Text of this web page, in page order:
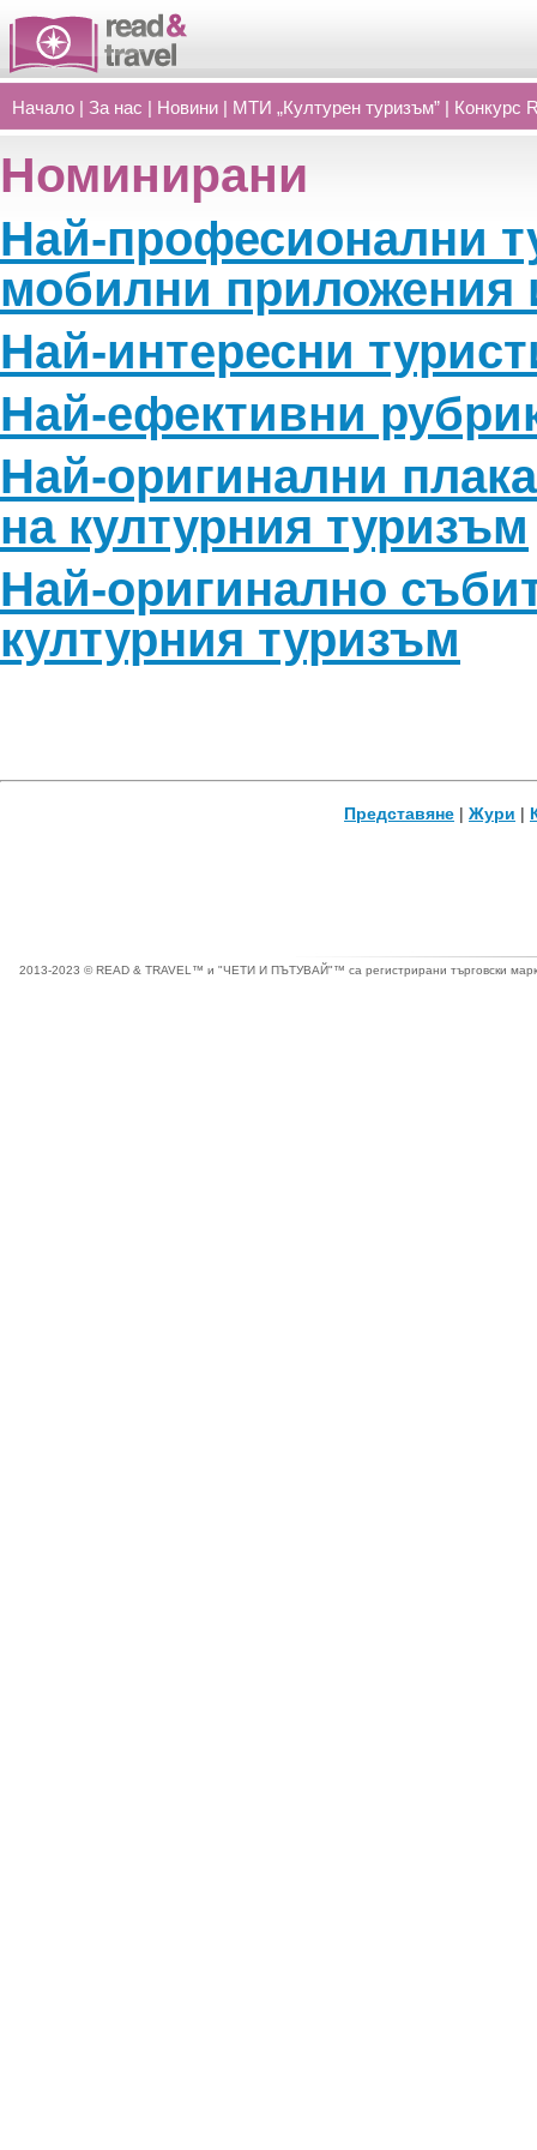
Начало | За нас | Новини | МТИ „Културен туризъм” | Конкурс
Номинирани
Най-професионални
мобилни приложения
Най-интересни
Най-ефективни
Най-оригинални
на културния туризъм
Най-оригинално
културния туризъм
Представяне | Жури |
2013-2023 © READ & TRAVEL™ и "ЧЕТИ И ПЪТУВАЙ"™ са регистрирани търговски